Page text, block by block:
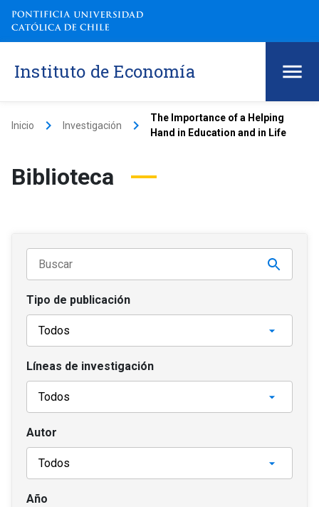
Instituto de Economía
Inicio keyboard_arrow_right Investigación keyboard_arrow_right
The Importance of a Helping
Hand in Education and in Life
Biblioteca
Tipo de publicación
Líneas de investigación
Autor
Año